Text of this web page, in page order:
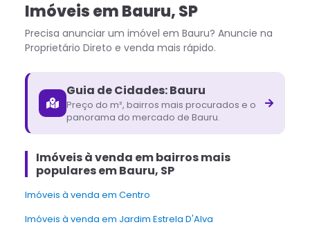
ImóveisemBauru,SP
Precisa anunciar um imóvel em Bauru? Anuncie na
Proprietário Direto e venda mais rápido.
Guia de Cidades:Bauru
Preço do m², bairros mais procurados e o
panorama do mercado de Bauru.
Imóveis à venda em bairros mais
populares em Bauru, SP
Imóveis à venda em Centro
Imóveis à venda em Jardim Estrela D'Alva